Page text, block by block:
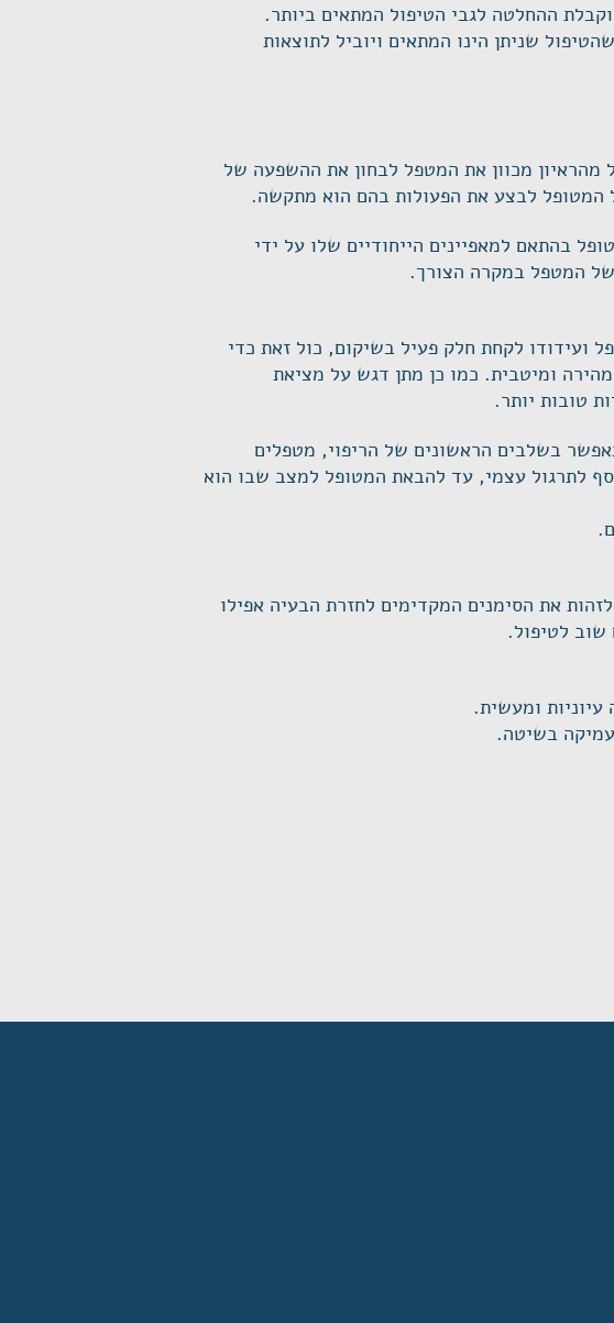
ההחלטה לגבי הטיפול המתאים ביותר.
שניתן הינו המתאים ויוביל לתוצאות
מכוון את המטפל לבחון את ההשפעה של
המטופל לבצע את הפעולות בהם הוא מתקשה.
בהתאם למאפיינים הייחודיים שלו על ידי
של המטפל במקרה הצורך.
ועידודו לקחת חלק פעיל בשיקום, כול זאת כדי
ומיטבית. כמו כן מתן דגש על מציאת
טובות יותר.
בשלבים הראשונים של הריפוי, מטפלים
לתרגול עצמי, עד להבאת המטופל למצב שבו הוא
את הסימנים המקדימים לחזרת הבעיה אפילו
שוב לטיפול.
ומעשית.
בשיטה.